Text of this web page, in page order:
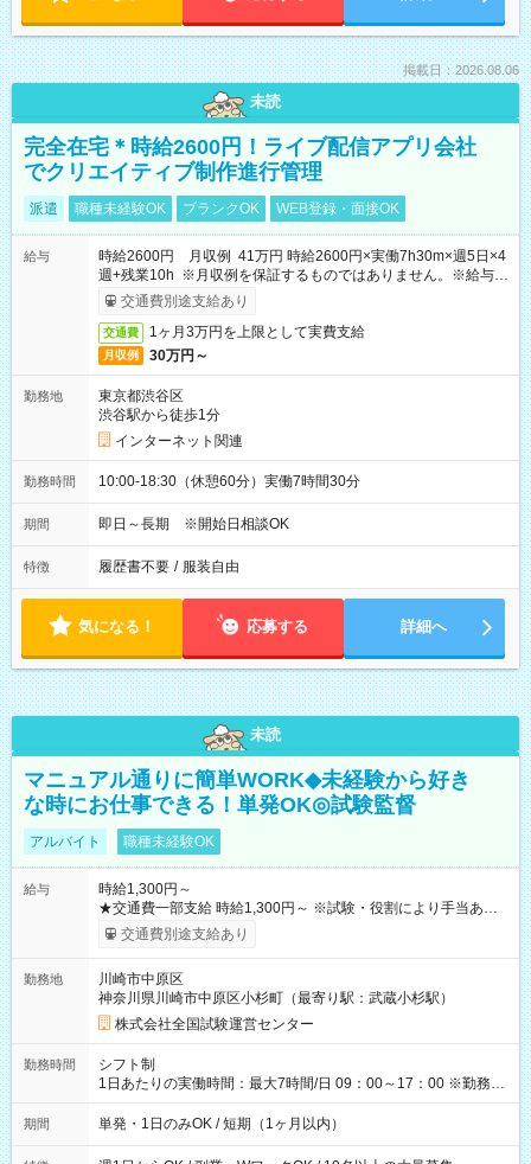
掲載日：2026.08.06
未読
完全在宅＊時給2600円！ライブ配信アプリ会社
でクリエイティブ制作進行管理
派遣 職種未経験OK ブランクOK WEB登録・面接OK
給与
時給2600円 月収例 41万円 時給2600円×実働7h30m×週5日×4
週+残業10h ※月収例を保証するものではありません。※給与即
受取りサービス利用可（利用条件有）
交通費別途支給あり
交通費 1ヶ月3万円を上限として実費支給
月収例 30万円～
勤務地
東京都渋谷区
渋谷駅から徒歩1分
インターネット関連
勤務時間 10:00-18:30（休憩60分）実働7時間30分
期間 即日～長期 ※開始日相談OK
特徴 履歴書不要 / 服装自由
気になる！ 応募する 詳細へ
未読
マニュアル通りに簡単WORK◆未経験から好き
な時にお仕事できる！単発OK◎試験監督
アルバイト 職種未経験OK
給与
時給1,300円～
★交通費一部支給 時給1,300円～ ※試験・役割により手当あり
※勤務回数により昇給あり 【即給（前払い）オプションあ
り！】 希望される場合、勤務から1週間ほどで給与の一部を受け
例】 ・河合塾模擬試験 8:30～17:30（休憩1時間） 時給1,300円
×8時間＝日収10,400円＋交通費 ※当日の役割により時給＋100
円の場合あり ・国家試験 7:00～13:30（休憩なし） 時給1,300
円（役割手当＋100円）×6時間＝日収8,400円＋交通費 【試用期
間】試用期間なし
交通費別途支給あり
勤務地
川崎市中原区
神奈川県川崎市中原区小杉町（最寄り駅：武蔵小杉駅）
株式会社全国試験運営センター
勤務時間
シフト制
1日あたりの実働時間：最大7時間/日 09：00～17：00 ※勤務時
間は 試験により異なります。
期間 単発・1日のみOK / 短期（1ヶ月以内）